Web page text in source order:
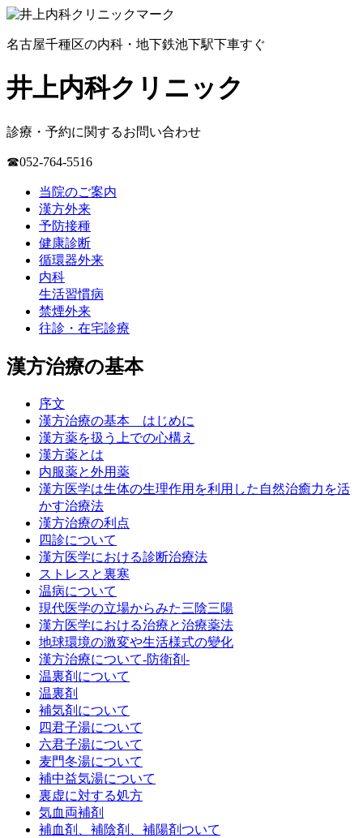
名古屋千種区の内科・地下鉄池下駅下車すぐ
井上内科クリニック
診療・予約に関するお問い合わせ
☎052-764-5516
当院のご案内
漢方外来
予防接種
健康診断
循環器外来
内科
生活習慣病
禁煙外来
往診・在宅診療
漢方治療の基本
序文
漢方治療の基本 はじめに
漢方薬を扱う上での心構え
漢方薬とは
内服薬と外用薬
漢方医学は生体の生理作用を利用した自然治癒力を活
かす治療法
漢方治療の利点
四診について
漢方医学における診断治療法
ストレスと裏寒
温病について
現代医学の立場からみた三陰三陽
漢方医学における治療と治療薬法
地球環境の激変や生活様式の變化
漢方治療について‐防衛剤‐
温裏剤について
温裏剤
補気剤について
四君子湯について
六君子湯について
麦門冬湯について
補中益気湯について
裏虚に対する処方
気血両補剤
補血剤、補陰剤、補陽剤ついて